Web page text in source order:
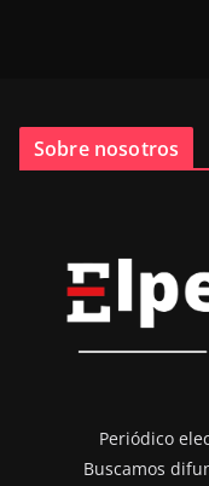
Sobre nosotros
Periódico
Buscamos